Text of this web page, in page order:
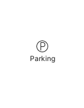
Parking